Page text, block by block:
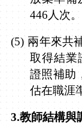
446 人次。
(5) 兩年來共
取得結業
證照補助
估在職涯
3.教師結構與